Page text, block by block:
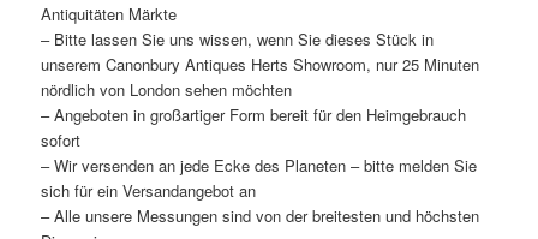
Antiquitäten Märkte
– Bitte lassen Sie uns wissen, wenn Sie dieses Stück in
unserem Canonbury Antiques Herts Showroom, nur 25 Minuten
nördlich von London sehen möchten
– Angeboten in großartiger Form bereit für den Heimgebrauch
sofort
– Wir versenden an jede Ecke des Planeten – bitte melden Sie
sich für ein Versandangebot an
– Alle unsere Messungen sind von der breitesten und höchsten